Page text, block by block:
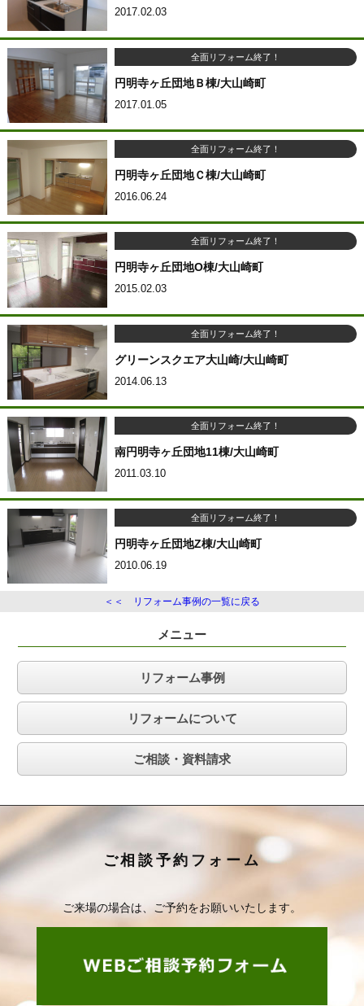
2017.02.03
全面リフォーム終了！
円明寺ヶ丘団地Ｂ棟/大山崎町
2017.01.05
全面リフォーム終了！
円明寺ヶ丘団地Ｃ棟/大山崎町
2016.06.24
全面リフォーム終了！
円明寺ヶ丘団地O棟/大山崎町
2015.02.03
全面リフォーム終了！
グリーンスクエア大山崎/大山崎町
2014.06.13
全面リフォーム終了！
南円明寺ヶ丘団地11棟/大山崎町
2011.03.10
全面リフォーム終了！
円明寺ヶ丘団地Z棟/大山崎町
2010.06.19
＜＜ リフォーム事例の一覧に戻る
メニュー
リフォーム事例
リフォームについて
ご相談・資料請求
ご相談予約フォーム
ご来場の場合は、ご予約をお願いいたします。